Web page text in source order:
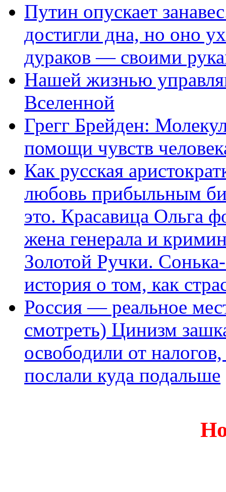
Путин опускает
достигли дна, но оно
дураков — своими
Нашей жизнью
Вселенной
Грегг Брейден:
помощи чувств
Как русская
любовь прибыльным
это. Красавица Ольга
жена генерала и
Золотой Ручки.
история о том, как
Россия — реальное
смотреть) Цинизм
освободили от
послали куда подальше